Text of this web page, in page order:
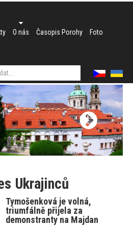
O nás Časopis Porohy Foto
Ukrajinců
Tymošenková je volná,
triumfálně přijela za
demonstranty na Majdan